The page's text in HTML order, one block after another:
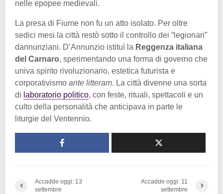
nelle epopee medievali.
La presa di Fiume non fu un atto isolato. Per oltre
sedici mesi la città restò sotto il controllo dei “legionari”
dannunziani. D’Annunzio istituì la Reggenza italiana
del Carnaro, sperimentando una forma di governo che
univa spirito rivoluzionario, estetica futurista e
corporativismo ante litteram. La città divenne una sorta
di laboratorio politico, con feste, rituali, spettacoli e un
culto della personalità che anticipava in parte le
liturgie del Ventennio.
Accadde oggi: 13
settembre
Accadde oggi: 11
settembre